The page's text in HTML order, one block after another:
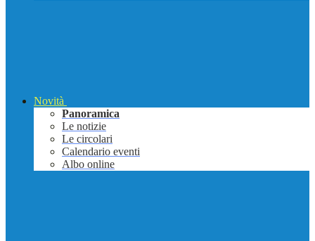
Novità
Panoramica
Le notizie
Le circolari
Calendario eventi
Albo online